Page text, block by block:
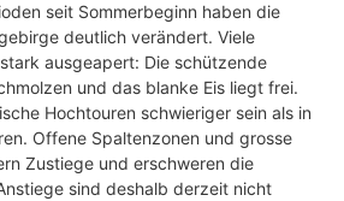
seit Sommerbeginn haben die
deutlich verändert. Viele
ausgeapert: Die schützende
und das blanke Eis liegt frei.
Hochtouren schwieriger sein als in
Offene Spaltenzonen und grosse
Zustiege und erschweren die
sind deshalb derzeit nicht